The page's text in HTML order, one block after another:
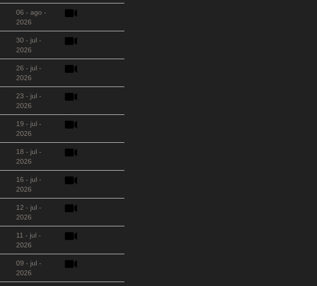
06 - ago -
2026
30 - jul -
2026
26 - jul -
2026
23 - jul -
2026
19 - jul -
2026
18 - jul -
2026
16 - jul -
2026
12 - jul -
2026
11 - jul -
2026
09 - jul -
2026